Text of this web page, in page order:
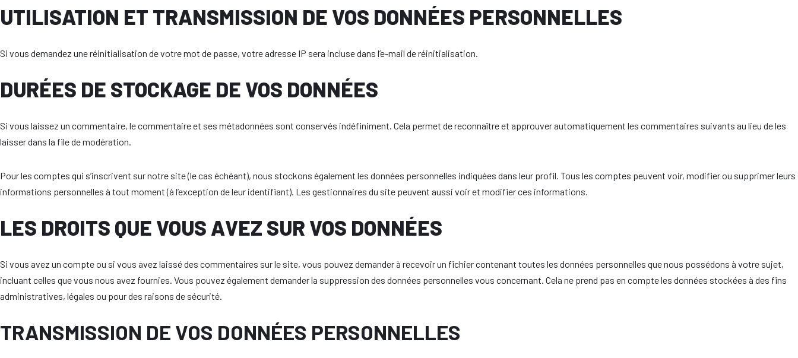
UTILISATION ET TRANSMISSION DE VOS DONNÉES PERSONNELLES
Si vous demandez une réinitialisation de votre mot de passe, votre adresse IP sera incluse dans l’e-mail de réinitialisation.
DURÉES DE STOCKAGE DE VOS DONNÉES
Si vous laissez un commentaire, le commentaire et ses métadonnées sont conservés indéfiniment. Cela permet de reconnaître et approuver automatiquement les commentaires suivants au lieu de les
laisser dans la file de modération.
Pour les comptes qui s’inscrivent sur notre site (le cas échéant), nous stockons également les données personnelles indiquées dans leur profil. Tous les comptes peuvent voir, modifier ou supprimer leurs
informations personnelles à tout moment (à l’exception de leur identifiant). Les gestionnaires du site peuvent aussi voir et modifier ces informations.
LES DROITS QUE VOUS AVEZ SUR VOS DONNÉES
Si vous avez un compte ou si vous avez laissé des commentaires sur le site, vous pouvez demander à recevoir un fichier contenant toutes les données personnelles que nous possédons à votre sujet,
incluant celles que vous nous avez fournies. Vous pouvez également demander la suppression des données personnelles vous concernant. Cela ne prend pas en compte les données stockées à des fins
administratives, légales ou pour des raisons de sécurité.
TRANSMISSION DE VOS DONNÉES PERSONNELLES